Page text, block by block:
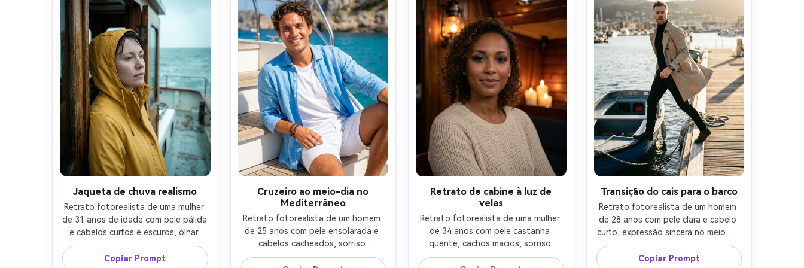
Canon EOS R6, 85mm f/2,
profundidade baixa; Enquadramento
de meio corpo, composição
centrada; humor editorial náutico
confiante; Textura natural da pele,
fibras realistas da corda, sombras
limpas; Alta resolução, foco nítido,
cor vibrante mas natural Grau-AR 4:5
obturador rápido; Enquadramento
apertado da cabeça e dos ombros,
ângulo lateral leve; humor enérgico e
jovem; pelos voadores fotoreais,
sombras naturais sob nariz e
mandíbula; Alta resolução, foco
nítido no detalhe da íris, grau de cor
de contraste perfurado-AR 4:5
Enquadramento da cintura para
cima, ângulo ligeiramente baixo;
Composto, humor premium; Textura
natural da pele, reflexos realistas no
metal; Alta resolução, foco nítido,
classificação editorial refinada de
cores-AR 4:5
GFX 100S, 110mm f/2, profundidade
de formato médio; Quadro de três
quartos a partir do nível dos olhos;
humor arejado, romântico; Textura
realista da pele e dobras de tecido;
Alta resolução, foco nítido nos
olhos, cor costeira limpa Grau-AR 4:5
Jaqueta de chuva realismo
Retrato fotorealista de uma mulher
de 31 anos de idade com pele pálida
e cabelos curtos e escuros, olhar
pensativo, inclinado perto da porta
da cabine; Usando uma jaqueta de
Copiar Prompt
Cruzeiro ao meio-dia no
Mediterrâneo
Retrato fotorealista de um homem
de 25 anos com pele ensolarada e
cabelos cacheados, sorriso
brilhante, sentado nos degraus de
Retrato de cabine à luz de
velas
Retrato fotorealista de uma mulher
de 34 anos com pele castanha
quente, cachos macios, sorriso
gentil, sentada dentro de uma
Transição do cais para o barco
Retrato fotorealista de um homem
de 28 anos com pele clara e cabelo
curto, expressão sincera no meio do
passo, pisando de um cais para um
barco; Usando um trench bege
Copiar Prompt